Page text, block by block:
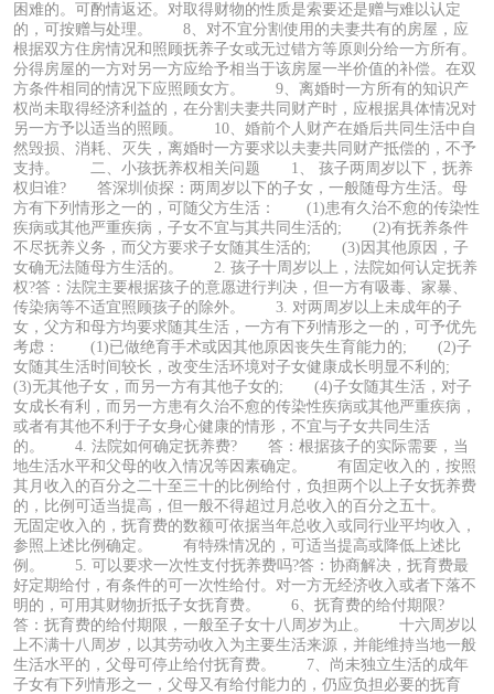
困难的。可酌情返还。对取得财物的性质是索要还是赠与难以认定
的，可按赠与处理。 8、对不宜分割使用的夫妻共有的房屋，应
根据双方住房情况和照顾抚养子女或无过错方等原则分给一方所有。
分得房屋的一方对另一方应给予相当于该房屋一半价值的补偿。在双
方条件相同的情况下应照顾女方。 9、离婚时一方所有的知识产
权尚未取得经济利益的，在分割夫妻共同财产时，应根据具体情况对
另一方予以适当的照顾。 10、婚前个人财产在婚后共同生活中自
然毁损、消耗、灭失，离婚时一方要求以夫妻共同财产抵偿的，不予
支持。 二、小孩抚养权相关问题 1、 孩子两周岁以下，抚养
权归谁? 答深圳侦探：两周岁以下的子女，一般随母方生活。母
方有下列情形之一的，可随父方生活： (1)患有久治不愈的传染性
疾病或其他严重疾病，子女不宜与其共同生活的; (2)有抚养条件
不尽抚养义务，而父方要求子女随其生活的; (3)因其他原因，子
女确无法随母方生活的。 2. 孩子十周岁以上，法院如何认定抚养
权?答：法院主要根据孩子的意愿进行判决，但一方有吸毒、家暴、
传染病等不适宜照顾孩子的除外。 3. 对两周岁以上未成年的子
女，父方和母方均要求随其生活，一方有下列情形之一的，可予优先
考虑： (1)已做绝育手术或因其他原因丧失生育能力的; (2)子
女随其生活时间较长，改变生活环境对子女健康成长明显不利的;
(3)无其他子女，而另一方有其他子女的; (4)子女随其生活，对子
女成长有利，而另一方患有久治不愈的传染性疾病或其他严重疾病，
或者有其他不利于子女身心健康的情形，不宜与子女共同生活
的。 4. 法院如何确定抚养费? 答：根据孩子的实际需要，当
地生活水平和父母的收入情况等因素确定。 有固定收入的，按照
其月收入的百分之二十至三十的比例给付，负担两个以上子女抚养费
的，比例可适当提高，但一般不得超过月总收入的百分之五十。
无固定收入的，抚育费的数额可依据当年总收入或同行业平均收入，
参照上述比例确定。 有特殊情况的，可适当提高或降低上述比
例。 5. 可以要求一次性支付抚养费吗?答：协商解决，抚育费最
好定期给付，有条件的可一次性给付。对一方无经济收入或者下落不
明的，可用其财物折抵子女抚育费。 6、抚育费的给付期限?
答：抚育费的给付期限，一般至子女十八周岁为止。 十六周岁以
上不满十八周岁，以其劳动收入为主要生活来源，并能维持当地一般
生活水平的，父母可停止给付抚育费。 7、尚未独立生活的成年
子女有下列情形之一，父母又有给付能力的，仍应负担必要的抚育